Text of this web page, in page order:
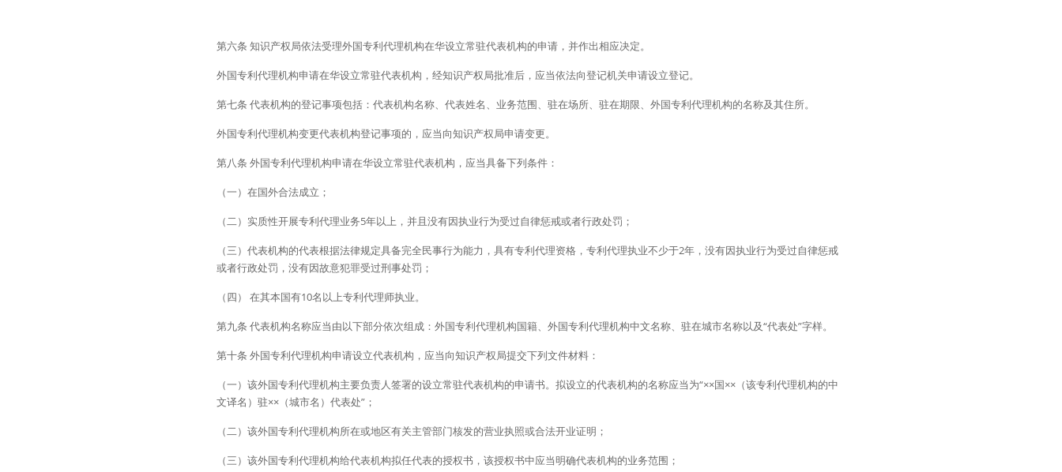
第六条 知识产权局依法受理外国专利代理机构在华设立常驻代表机构的申请，并作出相应决定。
外国专利代理机构申请在华设立常驻代表机构，经知识产权局批准后，应当依法向登记机关申请设立登记。
第七条 代表机构的登记事项包括：代表机构名称、代表姓名、业务范围、驻在场所、驻在期限、外国专利代理机构的名称及其住所。
外国专利代理机构变更代表机构登记事项的，应当向知识产权局申请变更。
第八条 外国专利代理机构申请在华设立常驻代表机构，应当具备下列条件：
（一）在国外合法成立；
（二）实质性开展专利代理业务5年以上，并且没有因执业行为受过自律惩戒或者行政处罚；
（三）代表机构的代表根据法律规定具备完全民事行为能力，具有专利代理资格，专利代理执业不少于2年，没有因执业行为受过自律惩戒
或者行政处罚，没有因故意犯罪受过刑事处罚；
（四） 在其本国有10名以上专利代理师执业。
第九条 代表机构名称应当由以下部分依次组成：外国专利代理机构国籍、外国专利代理机构中文名称、驻在城市名称以及“代表处”字样。
第十条 外国专利代理机构申请设立代表机构，应当向知识产权局提交下列文件材料：
（一）该外国专利代理机构主要负责人签署的设立常驻代表机构的申请书。拟设立的代表机构的名称应当为“××国××（该专利代理机构的中
文译名）驻××（城市名）代表处”；
（二）该外国专利代理机构所在或地区有关主管部门核发的营业执照或合法开业证明；
（三）该外国专利代理机构给代表机构拟任代表的授权书，该授权书中应当明确代表机构的业务范围；